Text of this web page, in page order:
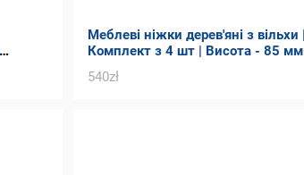
Меблеві ніжки дерев'яні з вільхи |
Комплект з 4 шт | Висота - 85 мм
Товщина - 80 мм
540zł